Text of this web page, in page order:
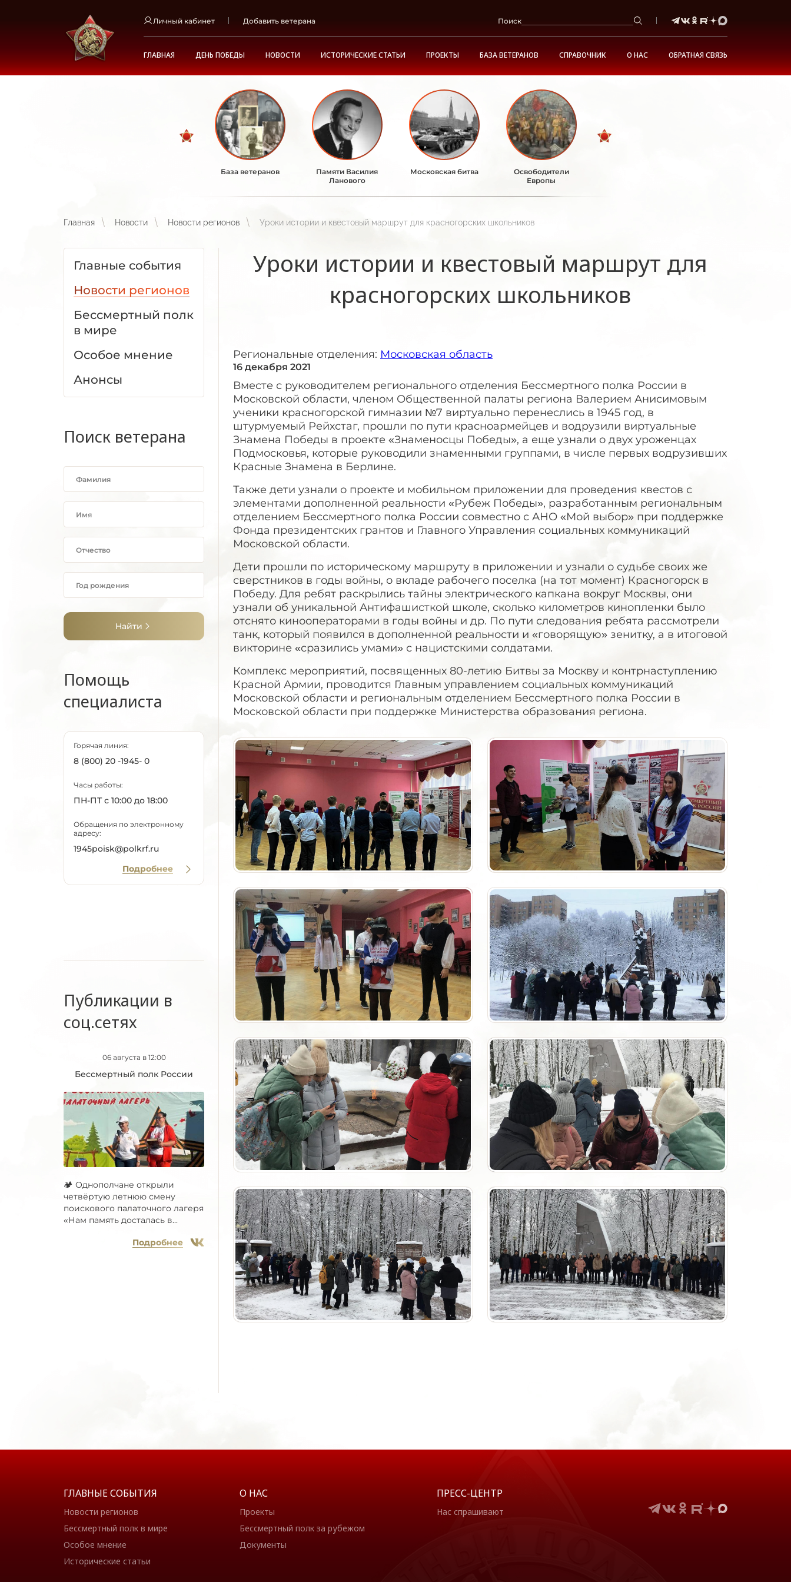
Личный кабинет Добавить ветерана Поиск
ГЛАВНАЯ ДЕНЬ ПОБЕДЫ НОВОСТИ ИСТОРИЧЕСКИЕ СТАТЬИ ПРОЕКТЫ БАЗА ВЕТЕРАНОВ СПРАВОЧНИК О НАС ОБРАТНАЯ СВЯЗЬ
База ветеранов
Памяти Василия
Ланового
Московская битва
Освободители
Европы
Главная Новости Новости регионов Уроки истории и квестовый маршрут для красногорских школьников
Главные события
Новости регионов
Бессмертный полк
в мире
Особое мнение
Анонсы
Поиск ветерана
Найти
Помощь
специалиста
Горячая линия:
8 (800) 20 -1945- 0
Часы работы:
ПН-ПТ с 10:00 до 18:00
Обращения по электронному
адресу:
1945poisk@polkrf.ru
Подробнее
Публикации в
соц.сетях
06 августа в 12:00
Бессмертный полк России
🏕 Однополчане открыли
четвёртую летнюю смену
поискового палаточного лагеря
«Нам память досталась в...
Подробнее
Уроки истории и квестовый маршрут для
красногорских школьников
Региональные отделения: Московская область
16 декабря 2021
Вместе с руководителем регионального отделения Бессмертного полка России в
Московской области, членом Общественной палаты региона Валерием Анисимовым
ученики красногорской гимназии №7 виртуально перенеслись в 1945 год, в
штурмуемый Рейхстаг, прошли по пути красноармейцев и водрузили виртуальные
Знамена Победы в проекте «Знаменосцы Победы», а еще узнали о двух уроженцах
Подмосковья, которые руководили знаменными группами, в числе первых водрузивших
Красные Знамена в Берлине.
Также дети узнали о проекте и мобильном приложении для проведения квестов с
элементами дополненной реальности «Рубеж Победы», разработанным региональным
отделением Бессмертного полка России совместно с АНО «Мой выбор» при поддержке
Фонда президентских грантов и Главного Управления социальных коммуникаций
Московской области.
Дети прошли по историческому маршруту в приложении и узнали о судьбе своих же
сверстников в годы войны, о вкладе рабочего поселка (на тот момент) Красногорск в
Победу. Для ребят раскрылись тайны электрического капкана вокруг Москвы, они
узнали об уникальной Антифашисткой школе, сколько километров кинопленки было
отснято кинооператорами в годы войны и др. По пути следования ребята рассмотрели
танк, который появился в дополненной реальности и «говорящую» зенитку, а в итоговой
викторине «сразились умами» с нацистскими солдатами.
Комплекс мероприятий, посвященных 80-летию Битвы за Москву и контрнаступлению
Красной Армии, проводится Главным управлением социальных коммуникаций
Московской области и региональным отделением Бессмертного полка России в
Московской области при поддержке Министерства образования региона.
ГЛАВНЫЕ СОБЫТИЯ
Новости регионов
Бессмертный полк в мире
Особое мнение
Исторические статьи
О НАС
Проекты
Бессмертный полк за рубежом
Документы
ПРЕСС-ЦЕНТР
Нас спрашивают